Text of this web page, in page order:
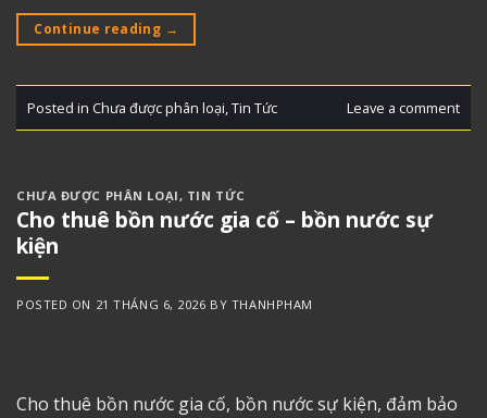
Continue reading →
Posted in Chưa được phân loại Tin Tức Leave a comment
CHƯA ĐƯỢC PHÂN LOẠI, TIN TỨC
Cho thuê bồn nước gia cố – bồn nước sự
kiện
POSTED ON 21 THÁNG 6, 2026 BY THANHPHAM
Cho thuê bồn nước gia cố, bồn nước sự kiện, đảm bảo